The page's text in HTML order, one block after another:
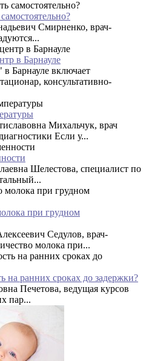
Смирненко, врач-
в Барнауле
Барнауле включает
консультативно-
Михальчук, врач
Если у...
Шелестова, специалист по
при грудном
Седулов, врач-
молока при...
на ранних сроках до задержки?
Печетова, ведущая курсов
пар...